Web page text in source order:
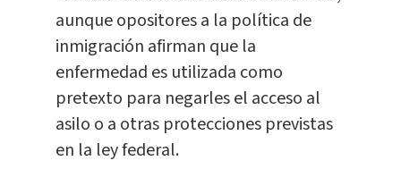
aunque opositores a la política de
inmigración afirman que la
enfermedad es utilizada como
pretexto para negarles el acceso al
asilo o a otras protecciones previstas
en la ley federal.